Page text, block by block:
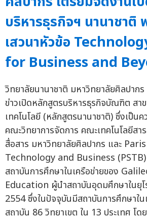
บริหารธุรกิจฯ นานาชาติ
เสวนาหัวข้อ
for Business and
วิทยาลัยนานาชาติ มหาวิทยาลัยศิลปาก
ข่าวเปิดหลักสูตรบริหารธุรกิจบัณฑิต สาข
เทคโนโลยี (หลักสูตรนานาชาติ) ซึ่งเป็น
คณะวิทยาการจัดการ คณะเทคโนโลยีสา
สื่อสาร มหาวิทยาลัยศิลปากร และ
Technology and Business
สถาบันการศึกษาในเครือข่ายของ
Education ผู้นำสถาบันอุดมศึกษาในยุ
2554 ซึ่งในปัจจุบันมีสถาบันการศึกษาใน
สถาบัน 86 วิทยาเขต ใน 13 ประเทศ โด